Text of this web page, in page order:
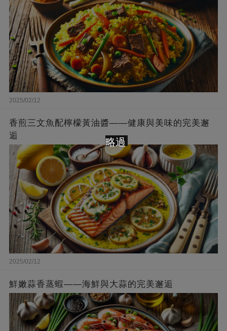
2025/02/12
香煎三文魚配檸檬黃油醬——健康與美味的完美邂
逅
2025/02/12
鮮嫩蒜香蒸蝦——海鮮與大蒜的完美邂逅
略過